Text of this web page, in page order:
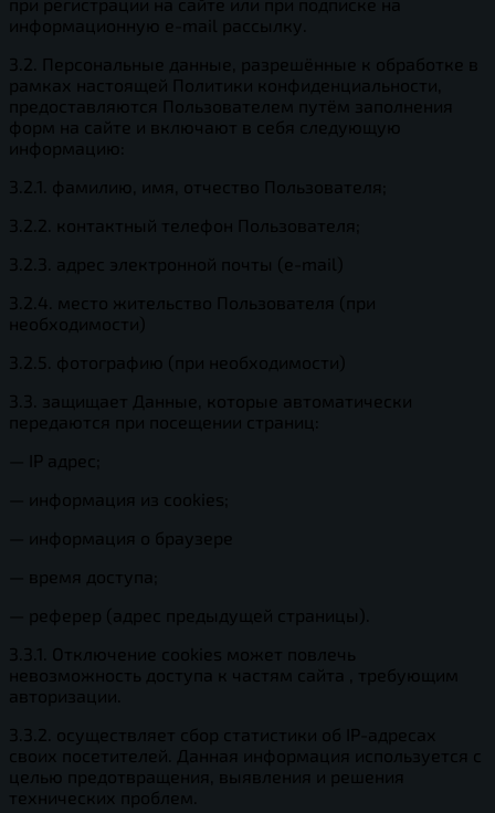
информационную e-mail рассылку.
3.2. Персональные данные, разрешённые к обработке в
рамках настоящей Политики конфиденциальности,
предоставляются Пользователем путём заполнения
форм на сайте и включают в себя следующую
информацию:
3.2.1. фамилию, имя, отчество Пользователя;
3.2.2. контактный телефон Пользователя;
3.2.3. адрес электронной почты (e-mail)
3.2.4. место жительство Пользователя (при
необходимости)
3.2.5. фотографию (при необходимости)
3.3. защищает Данные, которые автоматически
передаются при посещении страниц:
— IP адрес;
— информация из cookies;
— информация о браузере
— время доступа;
— реферер (адрес предыдущей страницы).
3.3.1. Отключение cookies может повлечь
невозможность доступа к частям сайта , требующим
авторизации.
3.3.2. осуществляет сбор статистики об IP-адресах
своих посетителей. Данная информация используется с
целью предотвращения, выявления и решения
технических проблем.